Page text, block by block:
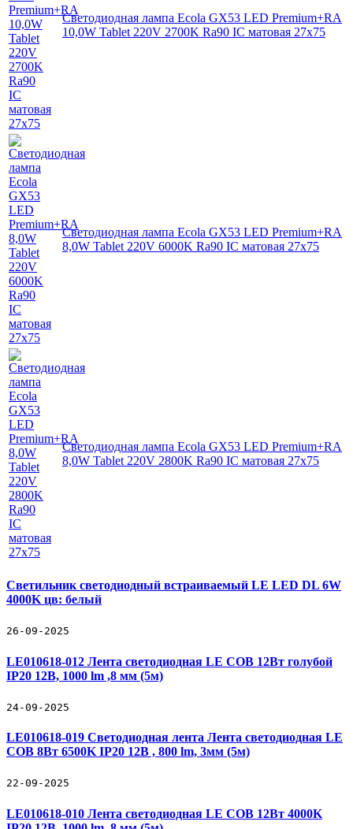
Светодиодная лампа Ecola GX53 LED Premium+RA
10,0W Tablet 220V 2700K Ra90 IC матовая 27x75
Светодиодная лампа Ecola GX53 LED Premium+RA
8,0W Tablet 220V 6000K Ra90 IC матовая 27x75
Светодиодная лампа Ecola GX53 LED Premium+RA
8,0W Tablet 220V 2800K Ra90 IC матовая 27x75
Светильник светодиодный встраиваемый LE LED DL 6W
4000K цв: белый
26-09-2025
LE010618-012 Лента светодиодная LE COB 12Вт голубой
IP20 12В, 1000 lm ,8 мм (5м)
24-09-2025
LE010618-019 Светодиодная лента Лента светодиодная LE
COB 8Вт 6500K IP20 12В , 800 lm, 3мм (5м)
22-09-2025
LE010618-010 Лента светодиодная LE COB 12Вт 4000K